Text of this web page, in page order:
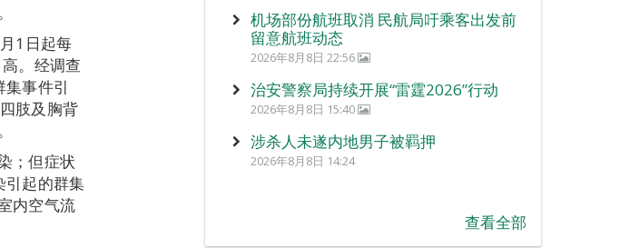
1日起每
。经调查
事件引
肢及胸背
；但症状
引起的群集
内空气流
机场部份航班取消 民航局吁乘客出发前
留意航班动态
2026年8月8日 22:56
治安警察局持续开展“雷霆2026”行动
2026年8月8日 15:40
涉杀人未遂内地男子被羁押
2026年8月8日 14:24
查看全部